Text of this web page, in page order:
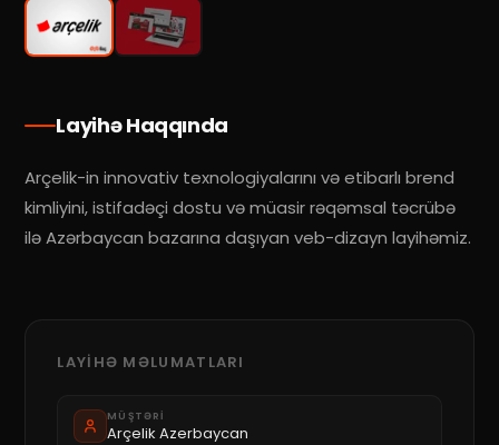
Layihə Haqqında
Arçelik-in innovativ texnologiyalarını və etibarlı brend
kimliyini, istifadəçi dostu və müasir rəqəmsal təcrübə
ilə Azərbaycan bazarına daşıyan veb-dizayn layihəmiz.
LAYIHƏ MƏLUMATLARI
MÜŞTƏRI
Arçelik Azerbaycan